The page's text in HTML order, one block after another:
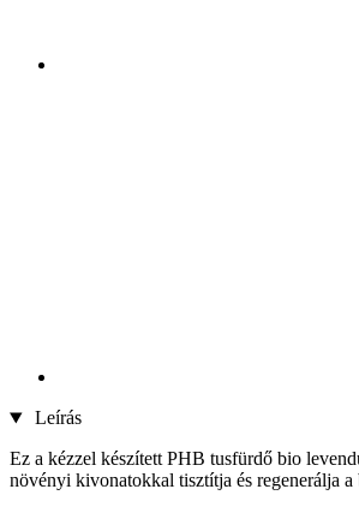
Leírás
Ez a kézzel készített PHB tusfürdő bio
növényi kivonatokkal tisztítja és regenerálja a